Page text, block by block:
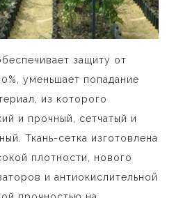
защиту от
уменьшает попадание
из которого
и прочный, сетчатый и
Ткань-сетка изготовлена
плотности, нового
и антиокислительной